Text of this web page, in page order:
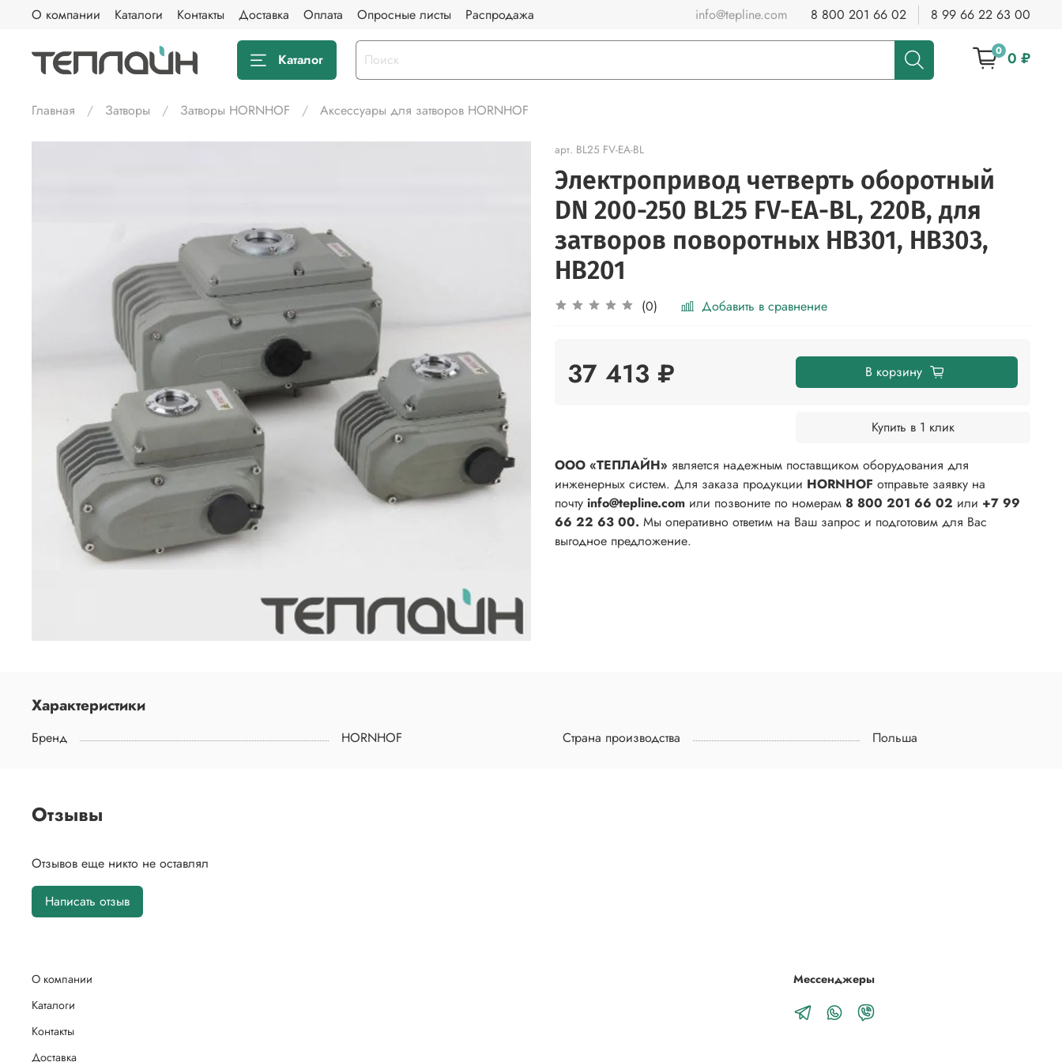
О компании Каталоги Контакты Доставка Оплата Опросные листы Распродажа info@tepline.com 8 800 201 66 02 8 99 66 22 63 00
Каталог 0 0 ₽
Главная Затворы Затворы HORNHOF Аксессуары для затворов HORNHOF
арт. BL25 FV-EA-BL
Электропривод четверть оборотный
DN 200-250 BL25 FV-EA-BL, 220В, для
затворов поворотных HB301, HB303,
HB201
(0) Добавить в сравнение
37 413 ₽ В корзину
Купить в 1 клик
ООО «ТЕПЛАЙН» является надежным поставщиком оборудования для
инженерных систем. Для заказа продукции HORNHOF отправьте заявку на
почту info@tepline.com или позвоните по номерам 8 800 201 66 02 или +7 99
66 22 63 00. Мы оперативно ответим на Ваш запрос и подготовим для Вас
выгодное предложение.
Характеристики
Бренд HORNHOF Страна производства Польша
Отзывы
Отзывов еще никто не оставлял
Написать отзыв
О компании
Каталоги
Контакты
Доставка
Мессенджеры